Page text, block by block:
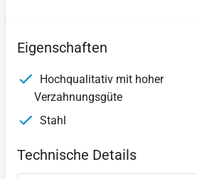
Eigenschaften
Hochqualitativ mit hoher
Verzahnungsgüte
Stahl
Technische Details